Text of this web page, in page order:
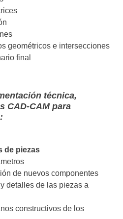
geométricos e intersecciones
final
técnica,
CAD-CAM para
de piezas
de nuevos componentes
detalles de las piezas a
constructivos de los